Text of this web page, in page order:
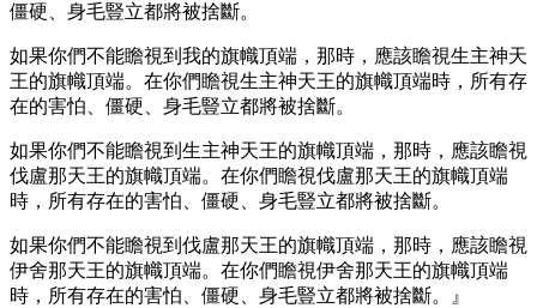
僵硬、身毛豎立都將被捨斷。
如果你們不能瞻視到我的旗幟頂端，那時，應該瞻視生主神天
王的旗幟頂端。在你們瞻視生主神天王的旗幟頂端時，所有存
在的害怕、僵硬、身毛豎立都將被捨斷。
如果你們不能瞻視到生主神天王的旗幟頂端，那時，應該瞻視
伐盧那天王的旗幟頂端。在你們瞻視伐盧那天王的旗幟頂端
時，所有存在的害怕、僵硬、身毛豎立都將被捨斷。
如果你們不能瞻視到伐盧那天王的旗幟頂端，那時，應該瞻視
伊舍那天王的旗幟頂端。在你們瞻視伊舍那天王的旗幟頂端
時，所有存在的害怕、僵硬、身毛豎立都將被捨斷。』